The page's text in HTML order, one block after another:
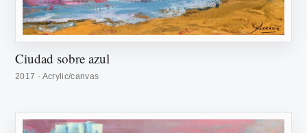
Ciudad sobre azul
2017 · Acrylic/canvas